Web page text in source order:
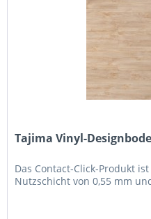
Tajima Vinyl-
Das Contact-Click-Produkt
Nutzschicht von 0,55 mm